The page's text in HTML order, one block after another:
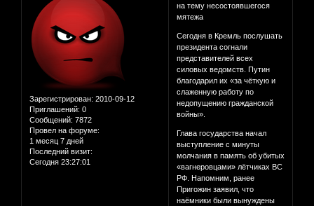
Зарегистрирован: 2010-09-12
Приглашений: 0
Сообщений: 7872
Провел на форуме:
1 месяц 7 дней
Последний визит:
Сегодня 23:27:01
на тему несостоявшегося
мятежа
Сегодня в Кремль послушать
президента согнали
представителей всех
силовых ведомств. Путин
благодарил их «за чёткую и
слаженную работу по
недопущению гражданской
войны».
Глава государства начал
выступление с минуты
молчания в память об убитых
«вагнеровцами» лётчиках ВС
РФ. Напомним, ранее
Пригожин заявил, что
наёмники были вынуждены